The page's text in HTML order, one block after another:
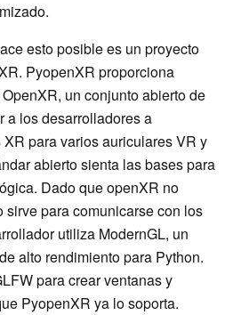
esto posible es un proyecto
PyopenXR proporciona
un conjunto abierto de
a los desarrolladores a
para varios auriculares VR y
abierto sienta las bases para
Dado que openXR no
sirve para comunicarse con los
utiliza ModernGL, un
alto rendimiento para Python.
para crear ventanas y
PyopenXR ya lo soporta.